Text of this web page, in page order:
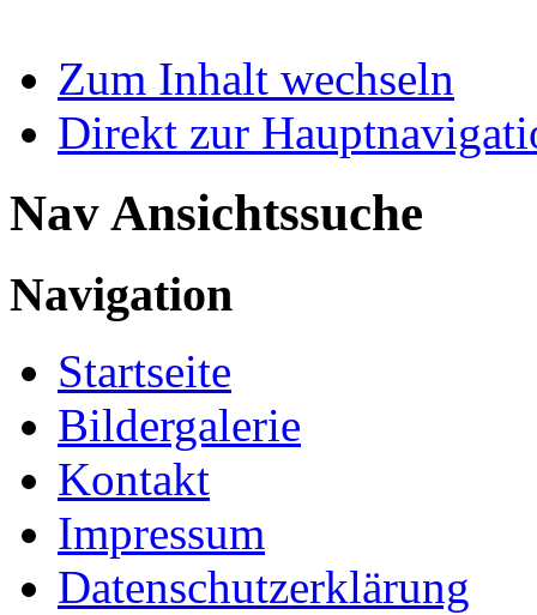
Zum Inhalt wechseln
Direkt zur
Nav Ansichtssuche
Navigation
Startseite
Bildergalerie
Kontakt
Impressum
Datenschutzerklärung